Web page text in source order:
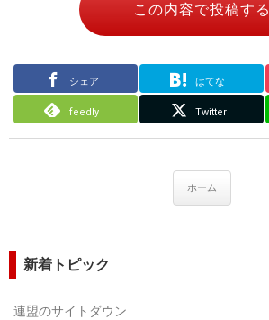
この内容で投稿する
シェア はてな
feedly Twitter
ホーム
新着トピック
連盟のサイトダウン